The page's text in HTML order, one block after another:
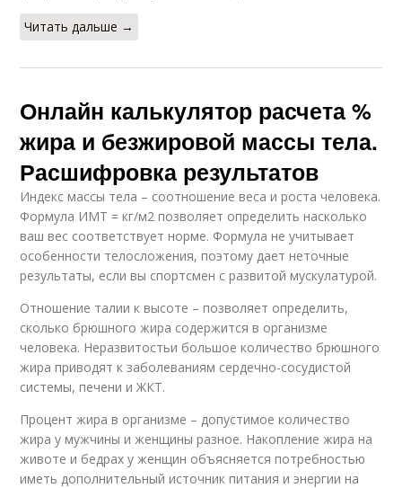
Читать дальше →
Онлайн калькулятор расчета %
жира и безжировой массы тела.
Расшифровка результатов
Индекс массы тела – соотношение веса и роста человека.
Формула ИМТ = кг/м2 позволяет определить насколько
ваш вес соответствует норме. Формула не учитывает
особенности телосложения, поэтому дает неточные
результаты, если вы спортсмен с развитой мускулатурой.
Отношение талии к высоте – позволяет определить,
сколько брюшного жира содержится в организме
человека. Неразвитостьи большое количество брюшного
жира приводят к заболеваниям сердечно-сосудистой
системы, печени и ЖКТ.
Процент жира в организме – допустимое количество
жира у мужчины и женщины разное. Накопление жира на
животе и бедрах у женщин объясняется потребностью
иметь дополнительный источник питания и энергии на